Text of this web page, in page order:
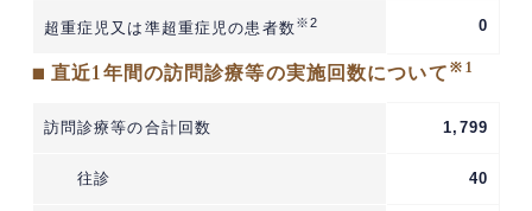
超重症児又は準超重症児の患者数※2 0
■ 直近1年間の訪問診療等の実施回数について※1
訪問診療等の合計回数 1,799
往診 40